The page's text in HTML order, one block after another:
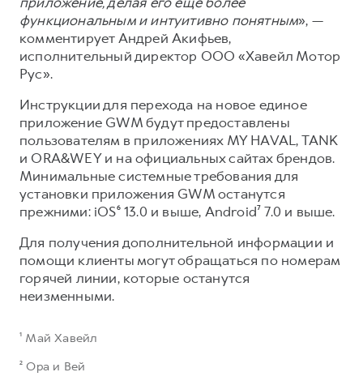
функциональным и интуитивно понятным», —
комментирует Андрей Акифьев,
исполнительный директор ООО «Хавейл Мотор
Рус».
Инструкции для перехода на новое единое
приложение GWM будут предоставлены
пользователям в приложениях MY HAVAL, TANK
и ORA&WEY и на официальных сайтах брендов.
Минимальные системные требования для
установки приложения GWM останутся
прежними: iOS⁶ 13.0 и выше, Android⁷ 7.0 и выше.​
Для получения дополнительной информации и
помощи клиенты могут обращаться по номерам
горячей линии, которые останутся
неизменными.
¹ Май Хавейл
² Ора и Вей